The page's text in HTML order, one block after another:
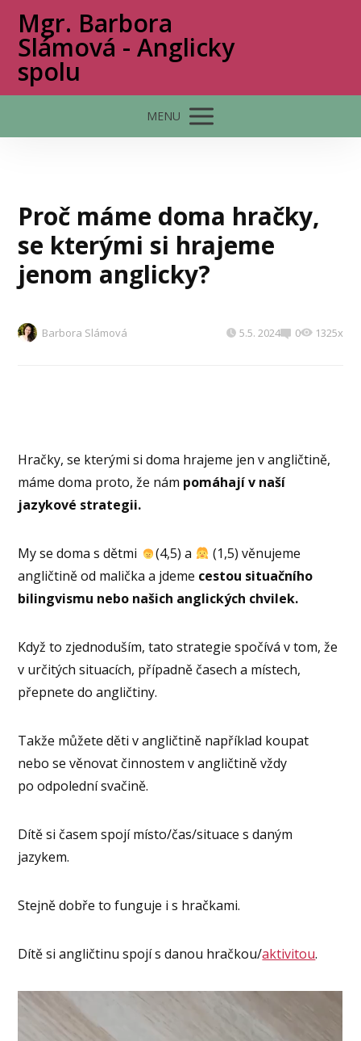
Mgr. Barbora
Slámová - Anglicky
spolu
MENU
Proč máme doma hračky,
se kterými si hrajeme
jenom anglicky?
Barbora Slámová 5.5. 2024 0 1325x
Hračky, se kterými si doma hrajeme jen v angličtině,
máme doma proto, že nám pomáhají v naší
jazykové strategii.
My se doma s dětmi (4,5) a
(1,5) věnujeme
angličtině od malička a jdeme cestou situačního
bilingvismu nebo našich anglických chvilek.
Když to zjednoduším, tato strategie spočívá v tom, že
v určitých situacích, případně časech a místech,
přepnete do angličtiny.
Takže můžete děti v angličtině například koupat
nebo se věnovat činnostem v angličtině vždy
po odpolední svačině.
Dítě si časem spojí místo/čas/situace s daným
jazykem.
Stejně dobře to funguje i s hračkami.
Dítě si angličtinu spojí s danou hračkou/aktivitou.